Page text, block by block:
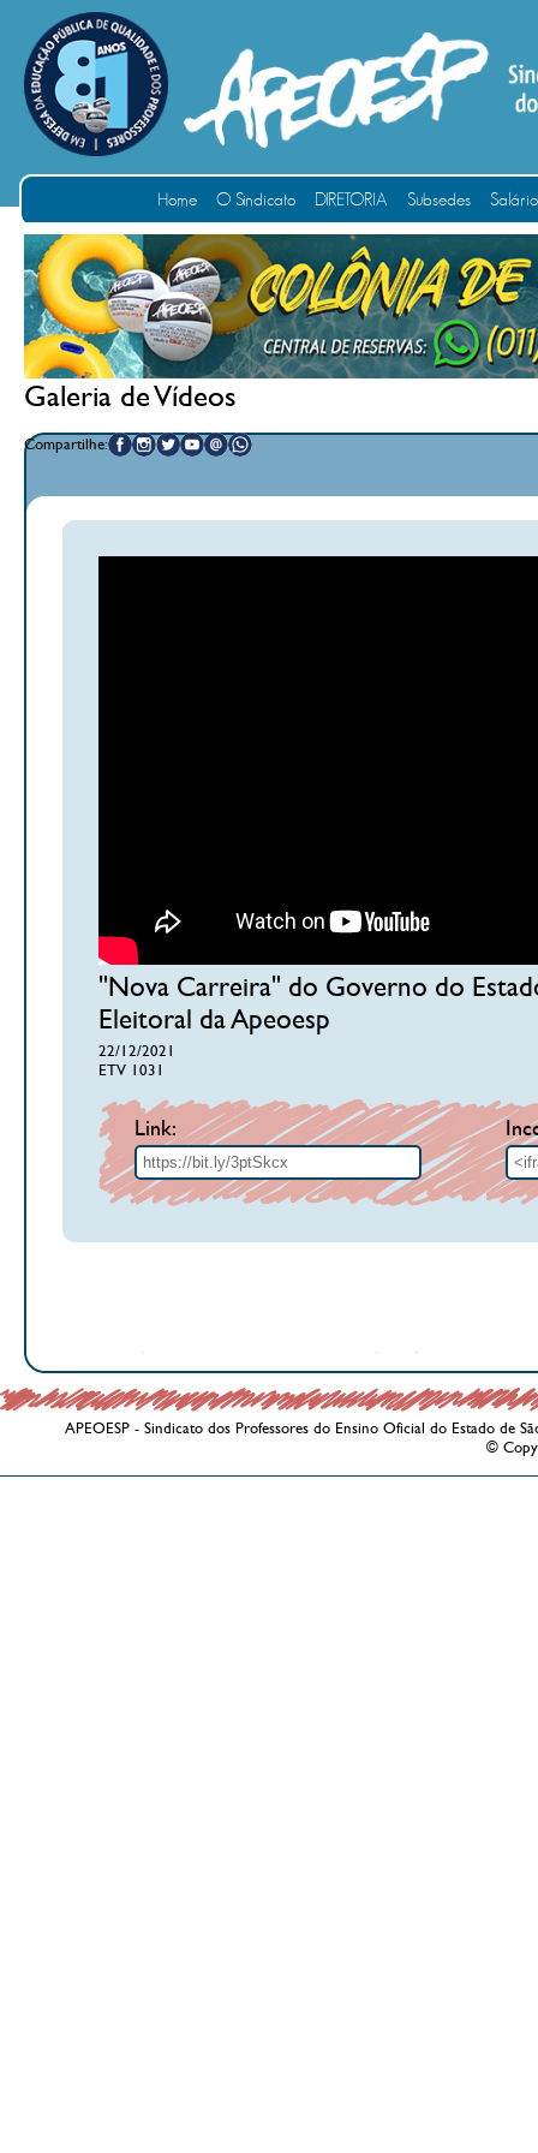
Home O Sindicato DIRETORIA Subsedes
Galeria de Vídeos
Compartilhe:
"Nova Carreira" do Governo do
Eleitoral da Apeoesp
22/12/2021
ETV 1031
Link:
APEOESP - Sindicato dos Professores do Ensino Oficial do Estado de
©